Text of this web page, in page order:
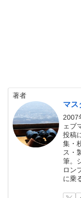
著者
マス
2007
ェブ
投稿
集・
ス・
筆。
ロン
に乗